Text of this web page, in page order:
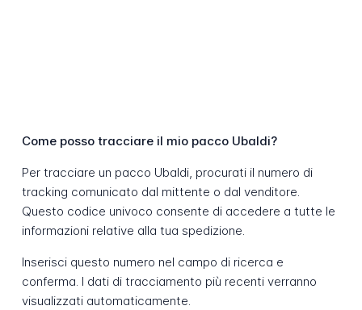
Come posso tracciare il mio pacco Ubaldi?
Per tracciare un pacco Ubaldi, procurati il numero di
tracking comunicato dal mittente o dal venditore.
Questo codice univoco consente di accedere a tutte le
informazioni relative alla tua spedizione.
Inserisci questo numero nel campo di ricerca e
conferma. I dati di tracciamento più recenti verranno
visualizzati automaticamente.